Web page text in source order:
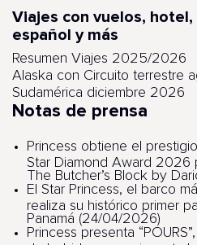
Viajes con vuelos,
español y más
Resumen Viajes 2025/2026
Alaska con Circuito terrestre
Sudamérica diciembre 2026
Notas de prensa
Princess obtiene el
Star Diamond Award 2026
The Butcher’s Block by
El Star Princess, el barco
realiza su histórico primer
Panamá (24/04/2026)
Princess presenta